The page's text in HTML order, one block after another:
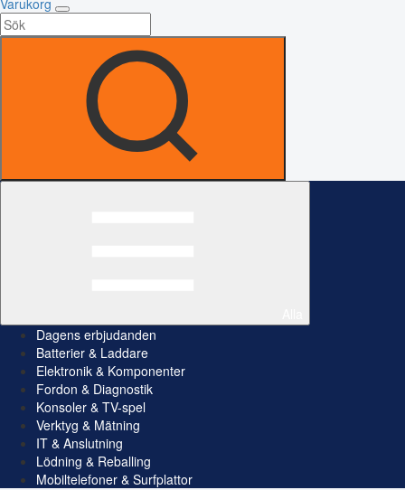
Varukorg
Dagens erbjudanden
Batterier & Laddare
Elektronik & Komponenter
Fordon & Diagnostik
Konsoler & TV-spel
Verktyg & Mätning
IT & Anslutning
Lödning & Reballing
Mobiltelefoner & Surfplattor